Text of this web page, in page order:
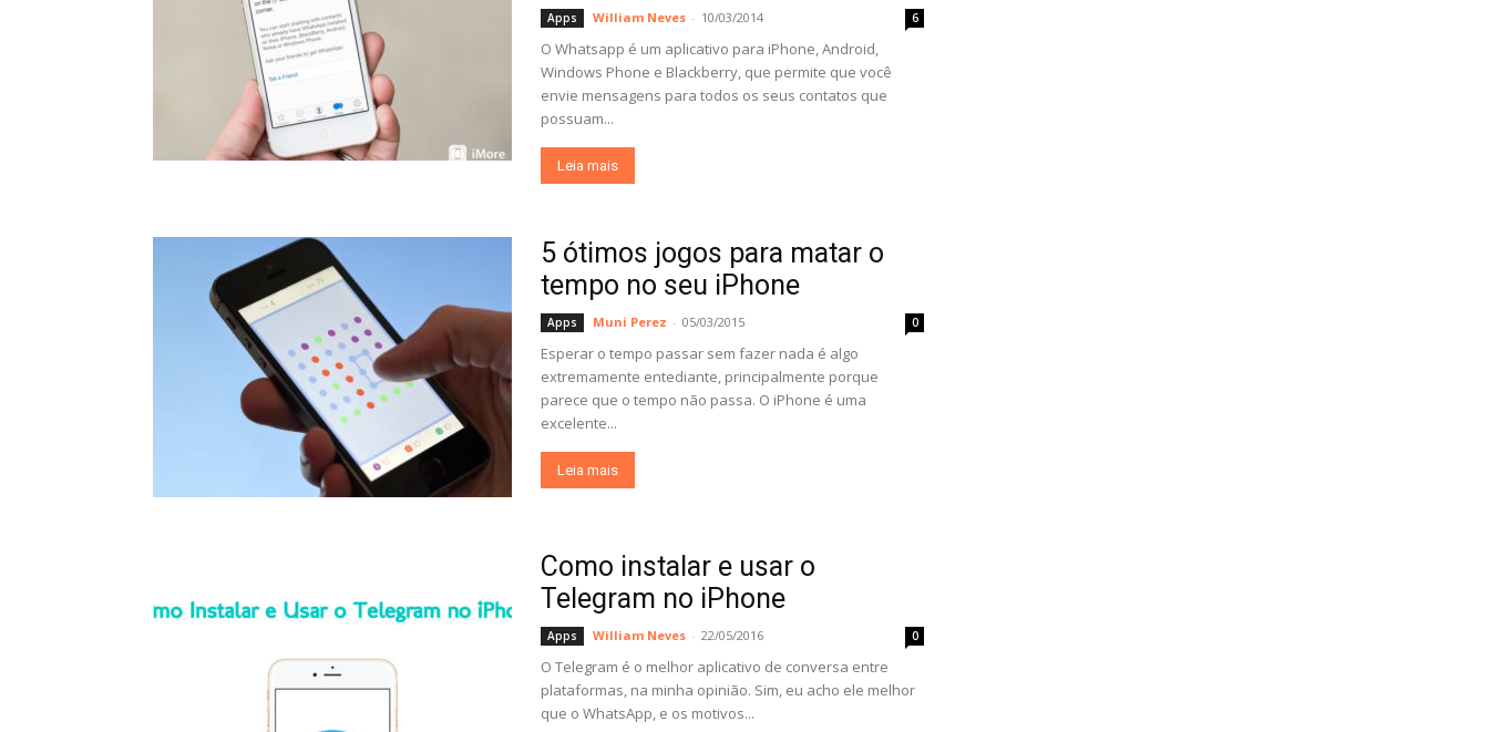
Apps William Neves - 10/03/2014 6
O Whatsapp é um aplicativo para iPhone, Android,
Windows Phone e Blackberry, que permite que você
envie mensagens para todos os seus contatos que
possuam...
Leia mais
5 ótimos jogos para matar o
tempo no seu iPhone
Apps Muni Perez - 05/03/2015 0
Esperar o tempo passar sem fazer nada é algo
extremamente entediante, principalmente porque
parece que o tempo não passa. O iPhone é uma
excelente...
Leia mais
Como instalar e usar o
Telegram no iPhone
Apps William Neves - 22/05/2016 0
O Telegram é o melhor aplicativo de conversa entre
plataformas, na minha opinião. Sim, eu acho ele melhor
que o WhatsApp, e os motivos...